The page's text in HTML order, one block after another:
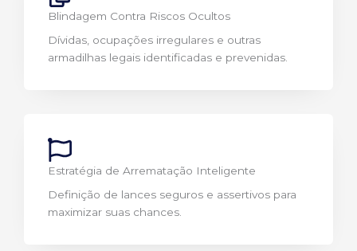
Blindagem Contra Riscos Ocultos
Dívidas, ocupações irregulares e outras
armadilhas legais identificadas e prevenidas.
Estratégia de Arrematação Inteligente
Definição de lances seguros e assertivos para
maximizar suas chances.